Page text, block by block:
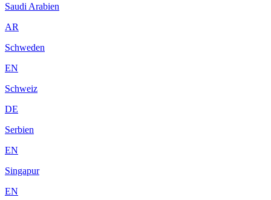
Saudi Arabien
AR
Schweden
EN
Schweiz
DE
Serbien
EN
Singapur
EN